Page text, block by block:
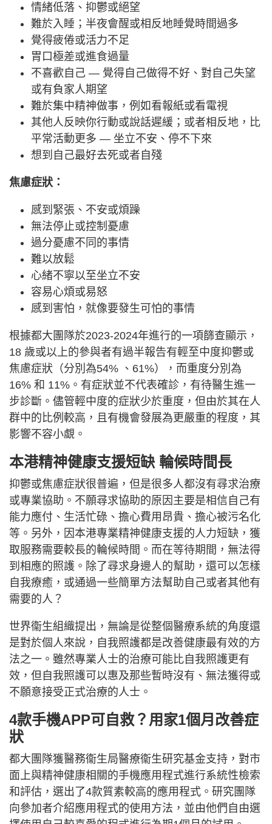
情緒低落、抑鬱或絕望
難於入睡；半夜會醒或相反地睡覺時間過多
覺得疲倦或活力不足
胃口極差或進食過量
不喜歡自己 — 覺得自己做得不好、對自己失望
或有負家人期望
難於集中精神做事，例如看報紙或看電視
其他人反映你行動或說話遲緩；或者相反地，比
平常活動更多 — 坐立不安、停不下來
想到自己最好去死或者自殘
焦慮症狀：
感到緊張、不安或煩躁
無法停止或控制憂慮
過分憂慮不同的事情
難以放鬆
心緒不寧以至坐立不安
容易心煩或易怒
感到害怕，就像要發生可怕的事情
根據都大團隊於2023-2024年進行的一項篩查顯示，
18 歲或以上的參與者有過半報告有輕至中度抑鬱或
焦慮症狀（分別為54% 、61%），而重度分別為
16% 和 11%。有症狀並不代表確診，有待醫生進一
步診斷。儘管輕中度的症狀少於重度，但由於其在人
群中的比例較高，且有機會發展為更嚴重的程度，其
影響不容小覷。
本港精神健康支援短缺 輪候時間長
抑鬱或焦慮症狀很普遍，但是很多人都沒有尋求治療
或專業協助。不願尋求協助的原因主要是相信自己有
能力應付、生活忙碌、擔心費用昂貴、擔心被污名化
等。另外，因本港專業精神健康支援的人力短缺，獲
取服務需要較長的輪候時間。而在等待期間，無法得
到相應的照護。除了尋求身邊人的幫助，還可以怎樣
自我療癒，或通過一些簡單方法幫助自己或者其他有
需要的人？
世界衞生組織提出，無論是從整個醫療系統的角度還
是對於個人來說，自我照護都是改善健康最有效的方
法之一。雖然專業人士的治療可能比自我照護更有
效，但自我照護可以惠及那些暫時沒有、無法獲得或
不願意接受正式治療的人士。
4款手機APP可自救？用家1個月改善症
狀
都大團隊獲醫務衞生局醫療衞生研究基金支持，對市
面上與精神健康相關的手機應用程式進行系統性檢索
和評估，選出了4款質素較高的應用程式。研究團隊
向參加者介紹應用程式的使用方法，並由他們自由選